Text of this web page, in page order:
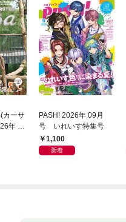
カーサ
年 9
る！
PASH! 2026年 09月
号 いれいす特集号
1,100
新着